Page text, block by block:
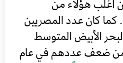
أغلب هؤلاء من
كما كان عدد المصريين
الأبيض المتوسط
٢٠٢٢ أكثر من ضعف عددهم في عام